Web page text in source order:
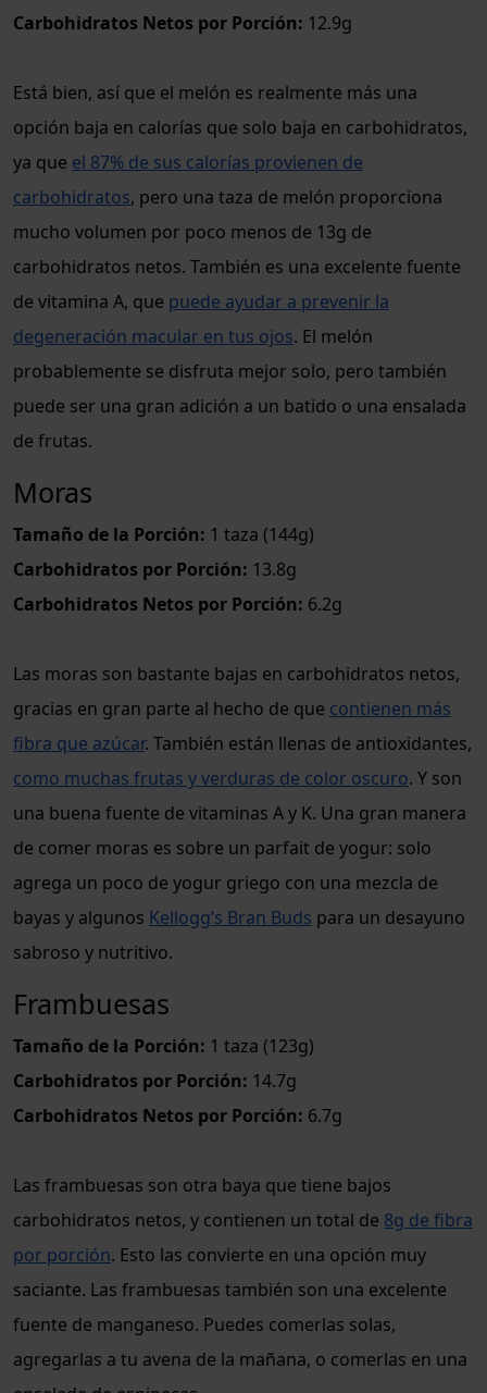
Carbohidratos Netos por Porción: 12.9g
Está bien, así que el melón es realmente más una
opción baja en calorías que solo baja en carbohidratos,
ya que el 87% de sus calorías provienen de
carbohidratos, pero una taza de melón proporciona
mucho volumen por poco menos de 13g de
carbohidratos netos. También es una excelente fuente
de vitamina A, que puede ayudar a prevenir la
degeneración macular en tus ojos. El melón
probablemente se disfruta mejor solo, pero también
puede ser una gran adición a un batido o una ensalada
de frutas.
Moras
Tamaño de la Porción: 1 taza (144g)
Carbohidratos por Porción: 13.8g
Carbohidratos Netos por Porción: 6.2g
Las moras son bastante bajas en carbohidratos netos,
gracias en gran parte al hecho de que contienen más
fibra que azúcar. También están llenas de antioxidantes,
como muchas frutas y verduras de color oscuro. Y son
una buena fuente de vitaminas A y K. Una gran manera
de comer moras es sobre un parfait de yogur: solo
agrega un poco de yogur griego con una mezcla de
bayas y algunos Kellogg’s Bran Buds para un desayuno
sabroso y nutritivo.
Frambuesas
Tamaño de la Porción: 1 taza (123g)
Carbohidratos por Porción: 14.7g
Carbohidratos Netos por Porción: 6.7g
Las frambuesas son otra baya que tiene bajos
carbohidratos netos, y contienen un total de 8g de fibra
por porción. Esto las convierte en una opción muy
saciante. Las frambuesas también son una excelente
fuente de manganeso. Puedes comerlas solas,
agregarlas a tu avena de la mañana, o comerlas en una